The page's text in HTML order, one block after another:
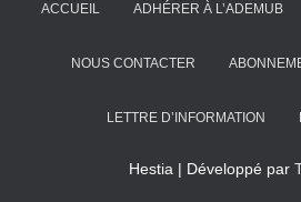
ACCUEIL ADHÉRER À L’ADEMUB
NOUS CONTACTER
LETTRE D’INFORMATION
Hestia | Développé par